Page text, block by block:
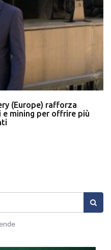
(Europe) rafforza
mining per offrire più